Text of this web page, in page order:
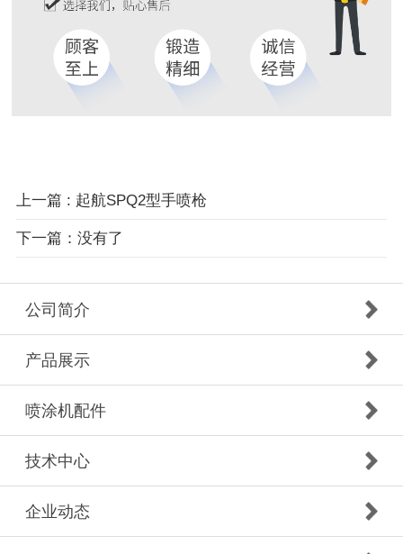
上一篇 : 起航SPQ2型手喷枪
下一篇：没有了
公司简介
产品展示
喷涂机配件
技术中心
企业动态